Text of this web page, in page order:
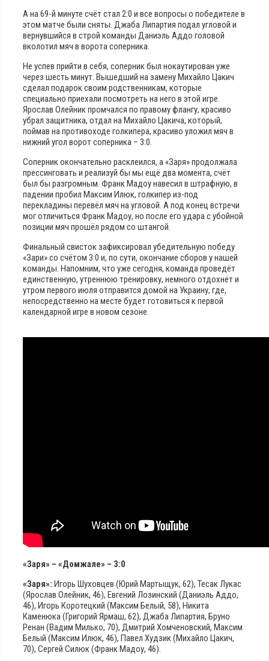
А на 69-й минуте счёт стал 2:0 и все вопросы о победителе в
этом матче были сняты. Джаба Липартия подал угловой и
вернувшийся в строй команды Даниэль Аддо головой
вколотил мяч в ворота соперника.
Не успев прийти в себя, соперник был нокаутирован уже
через шесть минут. Вышедший на замену Михайло Цакич
сделал подарок своим родственникам, которые
специально приехали посмотреть на него в этой игре.
Ярослав Олейник промчался по правому флангу, красиво
убрал защитника, отдал на Михайло Цакича, который,
поймав на противоходе голкипера, красиво уложил мяч в
нижний угол ворот соперника – 3:0.
Соперник окончательно расклеился, а «Заря» продолжала
прессинговать и реализуй бы мы ещё два момента, счёт
был бы разгромным. Франк Мадоу навесил в штрафную, в
падении пробил Максим Илюк, голкипер из-под
перекладины перевёл мяч на угловой. А под конец встречи
мог отличиться Франк Мадоу, но после его удара с убойной
позиции мяч прошёл рядом со штангой.
Финальный свисток зафиксировал убедительную победу
«Зари» со счётом 3:0 и, по сути, окончание сборов у нашей
команды. Напомним, что уже сегодня, команда проведёт
единственную, утреннюю тренировку, немного отдохнёт и
утром первого июля отправится домой на Украину, где,
непосредственно на месте будет готовиться к первой
календарной игре в новом сезоне.
«Заря» – «Домжале» – 3:0
«Заря»: Игорь Шуховцев (Юрий Мартыщук, 62), Тесак Лукас
(Ярослав Олейник, 46), Евгений Лозинский (Даниэль Аддо,
46), Игорь Коротецкий (Максим Белый, 58), Никита
Каменюка (Григорий Ярмаш, 62), Джаба Липартия, Бруно
Ренан (Вадим Милько, 70), Дмитрий Хомченовский, Максим
Белый (Максим Илюк, 46), Павел Худзик (Михайло Цакич,
70), Сергей Силюк (Франк Мадоу, 46).